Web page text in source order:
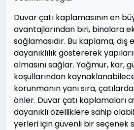
Duvar çatı kaplamasının en
avantajlarından biri, binalara
sağlamasıdır. Bu kaplama, dış
dayanıklılık göstererek
olmasını sağlar. Yağmur, kar,
koşullarından
korunmanın yanı sıra,
önler. Duvar çatı kaplamaları
dayanıklı özelliklere sahip
yerleri için güvenli bir seçenek